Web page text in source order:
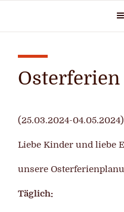
springen
Osterferien
(25.03.2024-04.05.2024)
Liebe Kinder und liebe
unsere
Täglich: